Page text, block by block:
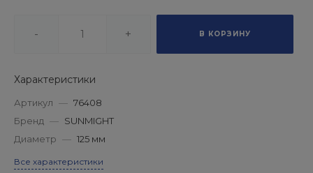
- + В КОРЗИНУ
Характеристики
Артикул — 76408
Бренд — SUNMIGHT
Диаметр — 125 мм
Все характеристики